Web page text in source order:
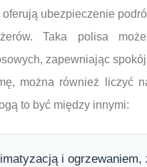
ubezpieczenie
Taka polisa
zapewniając
można również liczyć
to być między innymi:
i